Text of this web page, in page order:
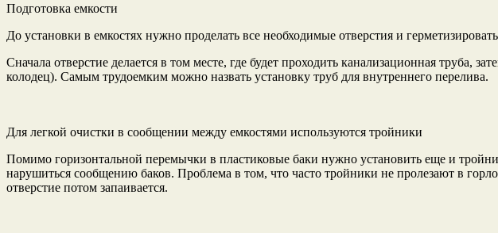
Подготовка емкости
До установки в емкостях нужно проделать все необходимые отверстия и
Сначала отверстие делается в том месте, где будет проходить канализационная труба,
колодец). Самым трудоемким можно назвать установку труб для внутреннего перелива.
Для легкой очистки в сообщении между емкостями используются тройники
Помимо горизонтальной перемычки в пластиковые баки нужно установить еще и
нарушиться сообщению баков. Проблема в том, что часто тройники не пролезают в
отверстие потом запаивается.